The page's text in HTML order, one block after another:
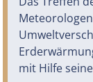
mit Hilfe